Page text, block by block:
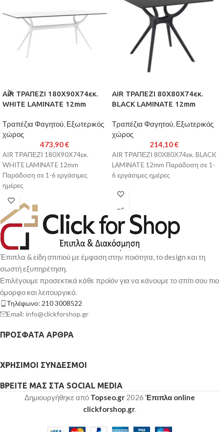
AIR ΤΡΑΠΕΖΙ 180Χ90Χ74εκ.
WHITE LAMINATE 12mm
Τραπέζια Φαγητού, Εξωτερικός
χώρος
473,90€
AIR ΤΡΑΠΕΖΙ 180Χ90Χ74εκ.
WHITE LAMINATE 12mm
Παράδοση σε 1-6 εργάσιμες
ημέρες
AIR ΤΡΑΠΕΖΙ 80Χ80Χ74εκ.
BLACK LAMINATE 12mm
Τραπέζια Φαγητού, Εξωτερικός
χώρος
214,10€
AIR ΤΡΑΠΕΖΙ 80Χ80Χ74εκ. BLACK
LAMINATE 12mm Παράδοση σε 1-
6 εργάσιμες ημέρες
Έπιπλα & είδη σπιτιού με έμφαση στην ποιότητα, το design και τη
σωστή εξυπηρέτηση.
Επιλέγουμε προσεκτικά κάθε προϊόν για να κάνουμε το σπίτι σου πιο
όμορφο και λειτουργικό.
Τηλέφωνο: 210 3008522
Email: info@clickforshop.gr
ΠΡΌΣΦΑΤΑ ΆΡΘΡΑ
ΧΡΉΣΙΜΟΙ ΣΎΝΔΕΣΜΟΙ
ΒΡΕΊΤΕ ΜΑΣ ΣΤΑ SOCIAL MEDIA
Δημιουργήθηκε από Topseo.gr2026 Έπιπλα online
clickforshop.gr.